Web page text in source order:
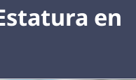
en